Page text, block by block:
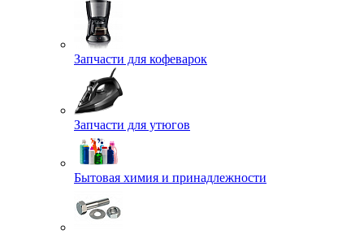
Запчасти для кофеварок
Запчасти для утюгов
Бытовая химия и принадлежности